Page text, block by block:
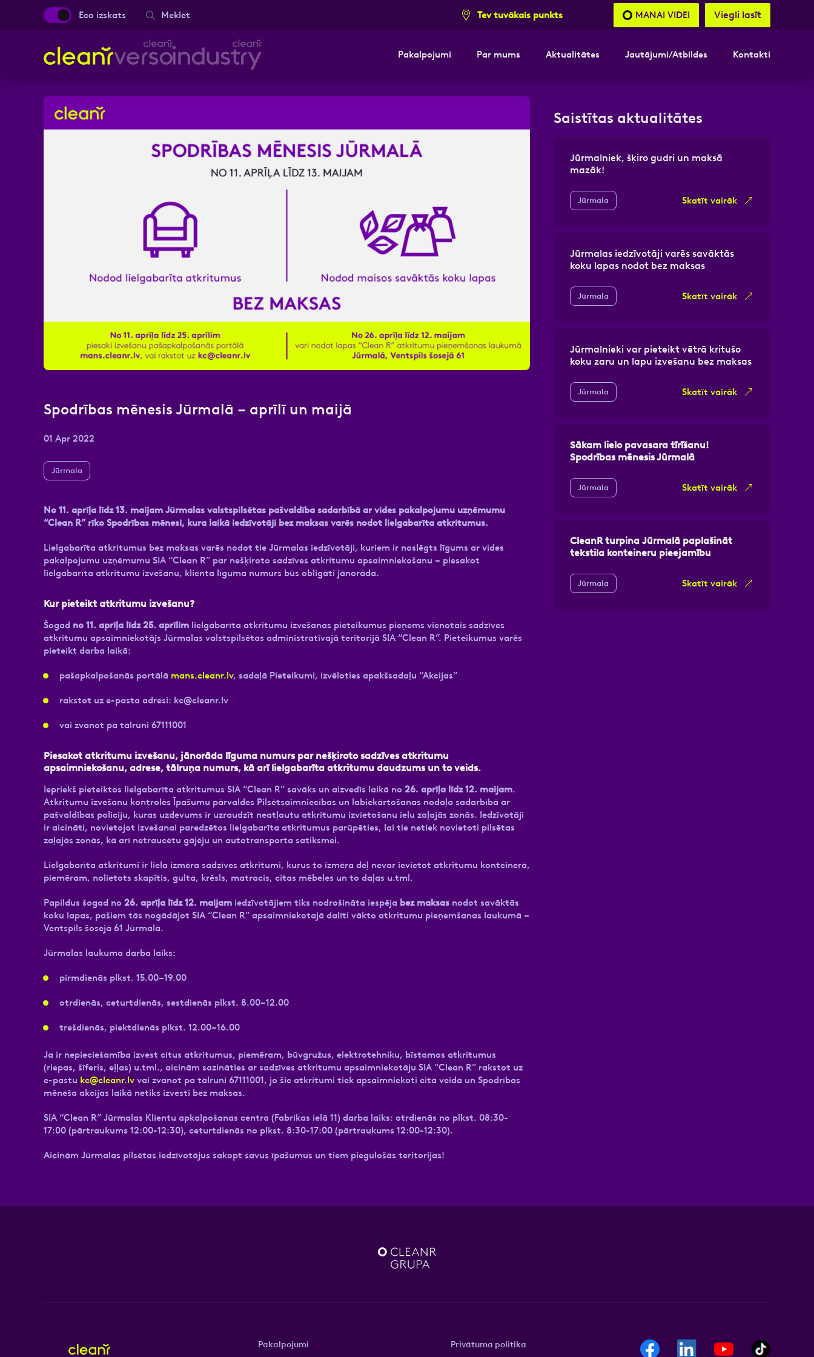
Eco izskats Meklēt Tev tuvākais punkts MANAI VIDEI Viegli lasīt
Pakalpojumi Par mums Aktualitātes Jautājumi/Atbildes Kontakti
Spodrības mēnesis Jūrmalā – aprīlī un maijā
01 Apr 2022
Jūrmala
No 11. aprīļa līdz 13. maijam Jūrmalas valstspilsētas pašvaldība sadarbībā ar vides pakalpojumu uzņēmumu
“Clean R” rīko Spodrības mēnesi, kura laikā iedzīvotāji bez maksas varēs nodot lielgabarīta atkritumus.
Lielgabarīta atkritumus bez maksas varēs nodot tie Jūrmalas iedzīvotāji, kuriem ir noslēgts līgums ar vides
pakalpojumu uzņēmumu SIA “Clean R” par nešķiroto sadzīves atkritumu apsaimniekošanu – piesakot
lielgabarīta atkritumu izvešanu, klienta līguma numurs būs obligāti jānorāda.
Kur pieteikt atkritumu izvešanu?
Šogad no 11. aprīļa līdz 25. aprīlim lielgabarīta atkritumu izvešanas pieteikumus pieņems vienotais sadzīves
atkritumu apsaimniekotājs Jūrmalas valstspilsētas administratīvajā teritorijā SIA “Clean R”. Pieteikumus varēs
pieteikt darba laikā:
pašapkalpošanās portālā mans.cleanr.lv, sadaļā Pieteikumi, izvēloties apakšsadaļu “Akcijas”
rakstot uz e-pasta adresi: kc@cleanr.lv
vai zvanot pa tālruni 67111001
Piesakot atkritumu izvešanu, jānorāda līguma numurs par nešķiroto sadzīves atkritumu
apsaimniekošanu, adrese, tālruņa numurs, kā arī lielgabarīta atkritumu daudzums un to veids.
Iepriekš pieteiktos lielgabarīta atkritumus SIA “Clean R” savāks un aizvedīs laikā no 26. aprīļa līdz 12. maijam.
Atkritumu izvešanu kontrolēs Īpašumu pārvaldes Pilsētsaimniecības un labiekārtošanas nodaļa sadarbībā ar
pašvaldības policiju, kuras uzdevums ir uzraudzīt neatļautu atkritumu izvietošanu ielu zaļajās zonās. Iedzīvotāji
ir aicināti, novietojot izvešanai paredzētos lielgabarīta atkritumus parūpēties, lai tie netiek novietoti pilsētas
zaļajās zonās, kā arī netraucētu gājēju un autotransporta satiksmei.
Lielgabarīta atkritumi ir liela izmēra sadzīves atkritumi, kurus to izmēra dēļ nevar ievietot atkritumu konteinerā,
piemēram, nolietots skapītis, gulta, krēsls, matracis, citas mēbeles un to daļas u.tml.
Papildus šogad no 26. aprīļa līdz 12. maijam iedzīvotājiem tiks nodrošināta iespēja bez maksas nodot savāktās
koku lapas, pašiem tās nogādājot SIA “Clean R” apsaimniekotajā dalīti vākto atkritumu pieņemšanas laukumā –
Ventspils šosejā 61 Jūrmalā.
Jūrmalas laukuma darba laiks:
pirmdienās plkst. 15.00–19.00
otrdienās, ceturtdienās, sestdienās plkst. 8.00–12.00
trešdienās, piektdienās plkst. 12.00–16.00
Ja ir nepieciešamība izvest citus atkritumus, piemēram, būvgružus, elektrotehniku, bīstamos atkritumus
(riepas, šīferis, eļļas) u.tml., aicinām sazināties ar sadzīves atkritumu apsaimniekotāju SIA “Clean R” rakstot uz
e-pastu kc@cleanr.lv vai zvanot pa tālruni 67111001, jo šie atkritumi tiek apsaimniekoti citā veidā un Spodrības
mēneša akcijas laikā netiks izvesti bez maksas.
SIA “Clean R” Jūrmalas Klientu apkalpošanas centra (Fabrikas ielā 11) darba laiks: otrdienās no plkst. 08:30-
17:00 (pārtraukums 12:00-12:30), ceturtdienās no plkst. 8:30-17:00 (pārtraukums 12:00-12:30).
Aicinām Jūrmalas pilsētas iedzīvotājus sakopt savus īpašumus un tiem piegulošās teritorijas!
Saistītas aktualitātes
Jūrmalniek, šķiro gudri un maksā
mazāk!
Jūrmala Skatīt vairāk
Jūrmalas iedzīvotāji varēs savāktās
koku lapas nodot bez maksas
Jūrmala Skatīt vairāk
Jūrmalnieki var pieteikt vētrā kritušo
koku zaru un lapu izvešanu bez maksas
Jūrmala Skatīt vairāk
Sākam lielo pavasara tīrīšanu!
Spodrības mēnesis Jūrmalā
Jūrmala Skatīt vairāk
CleanR turpina Jūrmalā paplašināt
tekstila konteineru pieejamību
Jūrmala Skatīt vairāk
Vārds, Uzvārds Kontakttālrunis
Atzīmējiet, ka piekrītat personas datu apstrādei.
Pakalpojumi
Privātuma politika